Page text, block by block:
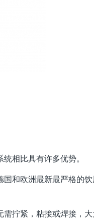
相比具有许多优势。
和欧洲最新最严格的
拧紧，粘接或焊接，